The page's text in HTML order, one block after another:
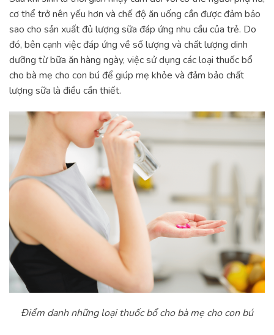
cơ thể trở nên yếu hơn và chế độ ăn uống cần được đảm bảo
sao cho sản xuất đủ lượng sữa đáp ứng nhu cầu của trẻ. Do
đó, bên cạnh việc đáp ứng về số lượng và chất lượng dinh
dưỡng từ bữa ăn hàng ngày, việc sử dụng các loại thuốc bổ
cho bà mẹ cho con bú để giúp mẹ khỏe và đảm bảo chất
lượng sữa là điều cần thiết.
Điểm danh những loại thuốc bổ cho bà mẹ cho con bú